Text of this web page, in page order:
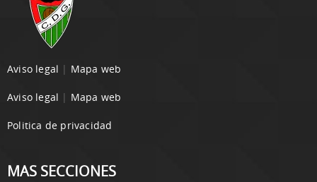
Aviso legal | Mapa web
Aviso legal | Mapa web
Politica de privacidad
MAS SECCIONES